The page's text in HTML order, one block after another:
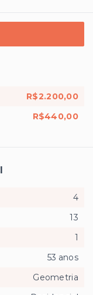
R$2.200,00
R$440,00
4
13
1
53 anos
Geometria